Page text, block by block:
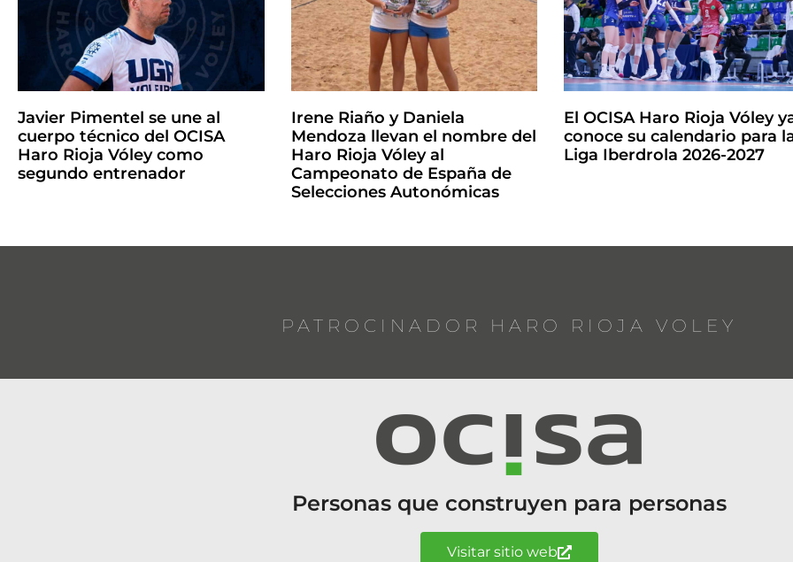
Javier Pimentel se une al
cuerpo técnico del OCISA
Haro Rioja Vóley como
segundo entrenador
Irene Riaño y Daniela
Mendoza llevan el nombre del
Haro Rioja Vóley al
Campeonato de España de
Selecciones Autonómicas
El OCISA Haro Rioja Vóley
conoce su calendario para
Liga Iberdrola 2026-2027
PATROCINADOR HARO RIOJA VOLEY
Personas que construyen para personas
Visitar sitio web